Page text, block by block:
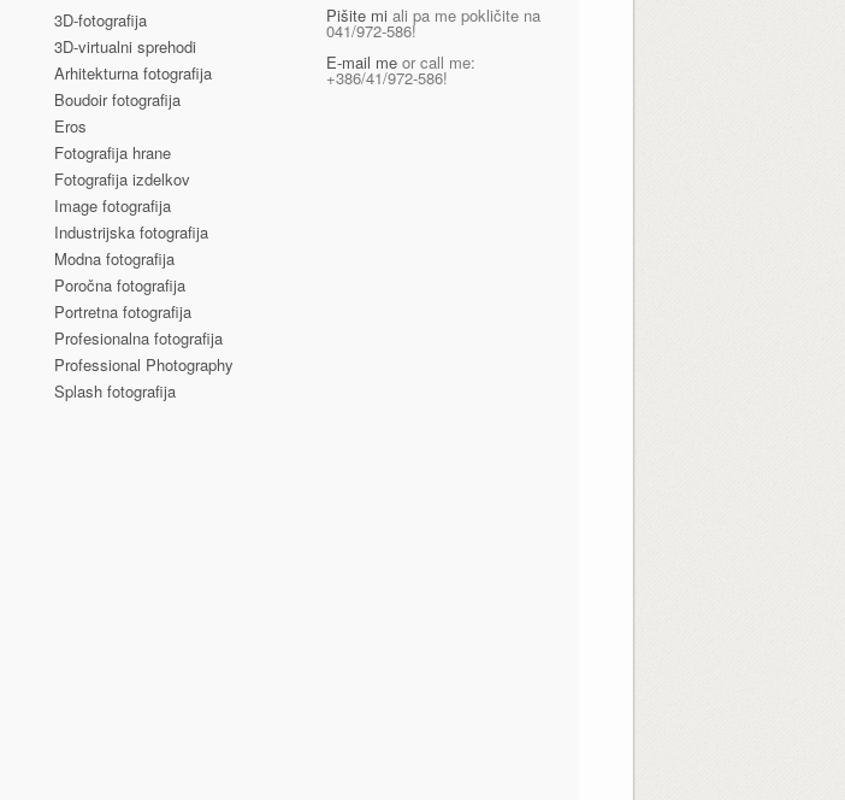
3D-fotografija
3D-virtualni sprehodi
Arhitekturna fotografija
Boudoir fotografija
Eros
Fotografija hrane
Fotografija izdelkov
Image fotografija
Industrijska fotografija
Modna fotografija
Poročna fotografija
Portretna fotografija
Profesionalna fotografija
Professional Photography
Splash fotografija
Pišite mi ali pa me pokličite na
041/972-586!
E-mail meor call me:
+386/41/972-586!